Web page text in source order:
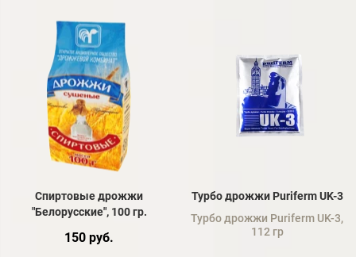
Спиртовые дрожжи
"Белорусские", 100 гр.
150 руб.
Турбо дрожжи Puriferm UK-3
Турбо дрожжи Puriferm UK-3,
112 гр